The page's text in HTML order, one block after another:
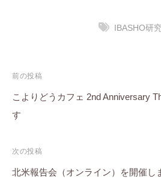
IBASHO研
投
稿
ナ
前の投稿
こよりどうカフェ 2nd Anniversary
す
次の投稿
北米報告会（オンライン）を開催し